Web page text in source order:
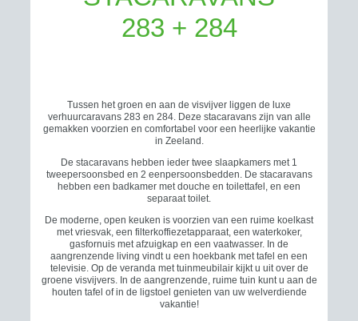
283 + 284
Tussen het groen en aan de visvijver liggen de luxe
verhuurcaravans 283 en 284. Deze stacaravans zijn van alle
gemakken voorzien en comfortabel voor een heerlijke vakantie
in Zeeland.
De stacaravans hebben ieder twee slaapkamers met 1
tweepersoonsbed en 2 eenpersoonsbedden. De stacaravans
hebben een badkamer met douche en toilettafel, en een
separaat toilet.
De moderne, open keuken is voorzien van een ruime koelkast
met vriesvak, een filterkoffiezetapparaat, een waterkoker,
gasfornuis met afzuigkap en een vaatwasser. In de
aangrenzende living vindt u een hoekbank met tafel en een
televisie. Op de veranda met tuinmeubilair kijkt u uit over de
groene visvijvers. In de aangrenzende, ruime tuin kunt u aan de
houten tafel of in de ligstoel genieten van uw welverdiende
vakantie!